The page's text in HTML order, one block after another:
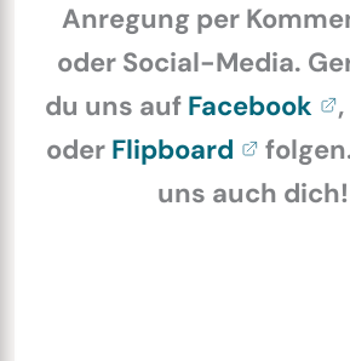
Anregung per
oder Social-Media.
du uns auf Facebook ,
oder Flipboard
uns auch dich!